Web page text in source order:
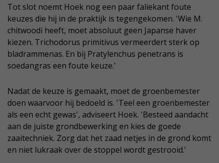
Tot slot noemt Hoek nog een paar faliekant foute
keuzes die hij in de praktijk is tegengekomen. 'Wie M.
chitwoodi heeft, moet absoluut geen Japanse haver
kiezen. Trichodorus primitivus vermeerdert sterk op
bladrammenas. En bij Pratylenchus penetrans is
soedangras een foute keuze.'
Nadat de keuze is gemaakt, moet de groenbemester
doen waarvoor hij bedoeld is. 'Teel een groenbemester
als een echt gewas', adviseert Hoek. 'Besteed aandacht
aan de juiste grondbewerking en kies de goede
zaaitechniek. Zorg dat het zaad netjes in de grond komt
en niet lukraak over de stoppel wordt gestrooid.'